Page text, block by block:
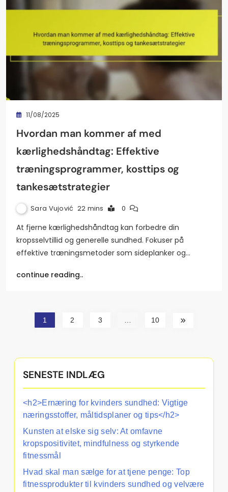
11/08/2025
Hvordan man kommer af med
kærlighedshåndtag: Effektive
træningsprogrammer, kosttips og
tankesætstrategier
Sara Vujović 22 mins 0
At fjerne kærlighedshåndtag kan forbedre din
kropsselvtillid og generelle sundhed. Fokuser på
effektive træningsmetoder som sideplanker og…
continue reading..
1 2 3 10
SENESTE INDLÆG
<h2>Ernæring for kvinders sundhed: Vigtige
næringsstoffer, måltidsplaner og tips</h2>
Kunsten at elske sig selv: At omfavne
kropspositivitet, mindfulness og styrkende
fitnessmål
Hvad skal man sælge for at tjene penge: Top
fitnessprodukter til kvinders sundhed og velvære